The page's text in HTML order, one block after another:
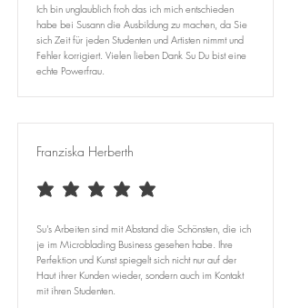
Ich bin unglaublich froh das ich mich entschieden
habe bei Susann die Ausbildung zu machen, da Sie
sich Zeit für jeden Studenten und Artisten nimmt und
Fehler korrigiert. Vielen lieben Dank Su Du bist eine
echte Powerfrau.
Franziska Herberth
average rating is 5 out of 5
Su's Arbeiten sind mit Abstand die Schönsten, die ich
je im Microblading Business gesehen habe. Ihre
Perfektion und Kunst spiegelt sich nicht nur auf der
Haut ihrer Kunden wieder, sondern auch im Kontakt
mit ihren Studenten.